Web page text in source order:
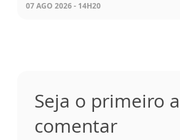
07 AGO 2026 - 14H20
Seja o primeiro a
comentar